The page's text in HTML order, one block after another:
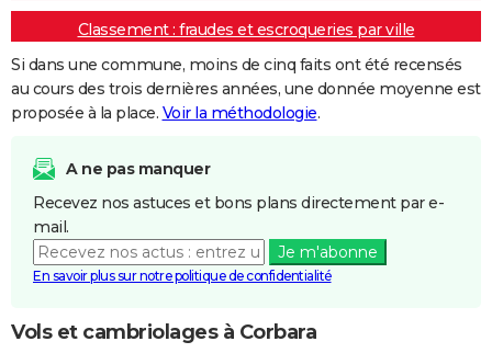
Classement : fraudes et escroqueries par ville
Si dans une commune, moins de cinq faits ont été recensés
au cours des trois dernières années, une donnée moyenne est
proposée à la place. Voir la méthodologie.
A ne pas manquer
Recevez nos astuces et bons plans directement par e-
mail.
Je m'abonne
En savoir plus sur notre politique de confidentialité
Vols et cambriolages à Corbara